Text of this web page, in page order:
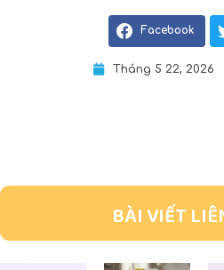
Facebook
Tháng 5 22, 2026
BÀI VIẾT